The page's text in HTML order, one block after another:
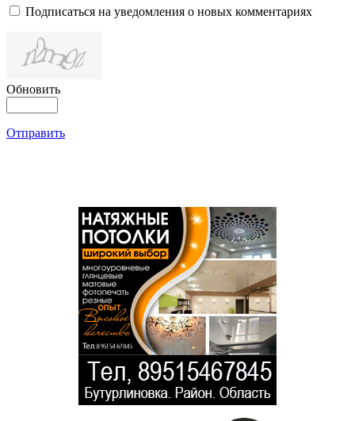
Подписаться на уведомления о новых комментариях
Обновить
Отправить